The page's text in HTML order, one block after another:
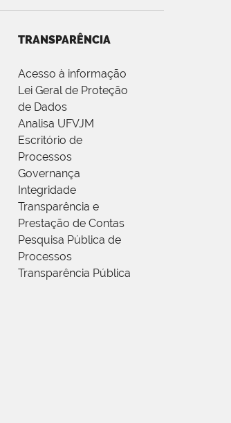
TRANSPARÊNCIA
Acesso à informação
Lei Geral de Proteção
de Dados
Analisa UFVJM
Escritório de
Processos
Governança
Integridade
Transparência e
Prestação de Contas
Pesquisa Pública de
Processos
Transparência Pública